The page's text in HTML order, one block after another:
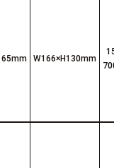
W166×H130mm